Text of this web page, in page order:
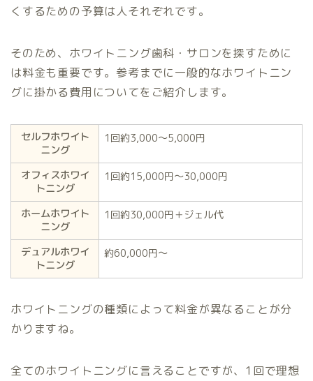
くするための予算は人それぞれです。
そのため、ホワイトニング歯科・サロンを探すために
は料金も重要です。参考までに一般的なホワイトニン
グに掛かる費用についてをご紹介します。
セルフホワイト
ニング
1回約3,000〜5,000円
オフィスホワイ
トニング
1回約15,000円〜30,000円
ホームホワイト
ニング
1回約30,000円＋ジェル代
デュアルホワイ
トニング
約60,000円〜
ホワイトニングの種類によって料金が異なることが分
かりますね。
全てのホワイトニングに言えることですが、1回で理想